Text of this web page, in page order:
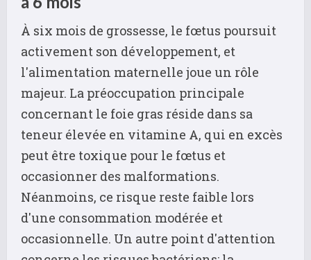
À six mois de grossesse, le fœtus poursuit
activement son développement, et
l'alimentation maternelle joue un rôle
majeur. La préoccupation principale
concernant le foie gras réside dans sa
teneur élevée en vitamine A, qui en excès
peut être toxique pour le fœtus et
occasionner des malformations.
Néanmoins, ce risque reste faible lors
d'une consommation modérée et
occasionnelle. Un autre point d'attention